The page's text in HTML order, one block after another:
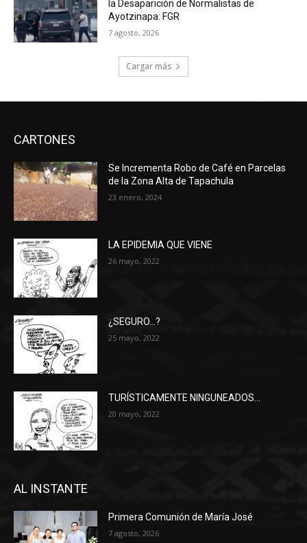
la Desaparición de Normalistas de
Ayotzinapa: FGR
7 agosto, 2026
Cargar más
CARTONES
Se Incrementa Robo de Café en Parcelas
de la Zona Alta de Tapachula
23 enero, 2024
LA EPIDEMIA QUE VIENE
26 mayo, 2022
¿SEGURO…?
25 mayo, 2022
TURÍSTICAMENTE NINGUNEADOS…
20 mayo, 2022
AL INSTANTE
Primera Comunión de María José
7 agosto, 2026